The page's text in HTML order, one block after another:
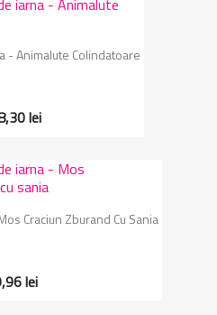
- Animalute Colindatoare
lei
Craciun Zburand Cu Sania
lei